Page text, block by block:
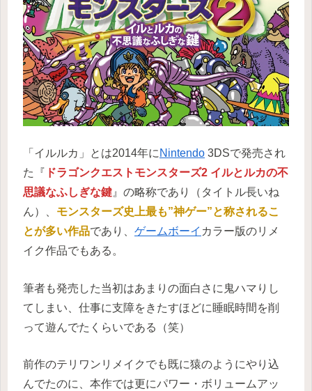
「イルルカ」とは2014年に Nintendo 3DSで発売され
た『 ドラゴンクエストモンスターズ2 イルとルカの不
思議なふしぎな鍵 』の略称であり（タイトル長いね
ん）、 モンスターズ史上最も”神ゲー”と称されるこ
とが多い作品であり、 ゲームボーイ カラー版のリメ
イク作品でもある。
筆者も発売した当初はあまりの面白さに鬼ハマりし
てしまい、仕事に支障をきたすほどに睡眠時間を削
って遊んでたくらいである（笑）
前作のテリワンリメイクでも既に猿のようにやり込
んでたのに、本作では更にパワー・ボリュームアッ